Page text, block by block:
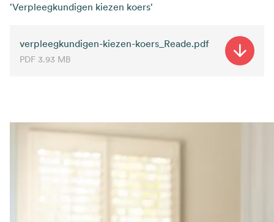
'Verpleegkundigen kiezen koers'
verpleegkundigen-kiezen-koers_Reade.pdf
PDF 3.93 MB